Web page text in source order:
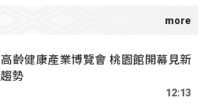
高齡健康產業博覽會 桃園館開幕見新
趨勢
12:13